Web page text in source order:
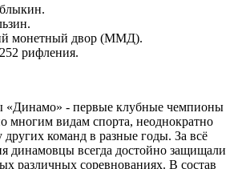
монетный двор (ММД).
рифления.
«Динамо» - первые клубные чемпионы
многим видам спорта, неоднократно
других команд в разные годы. За всё
динамовцы всегда достойно защищали
различных соревнованиях. В состав